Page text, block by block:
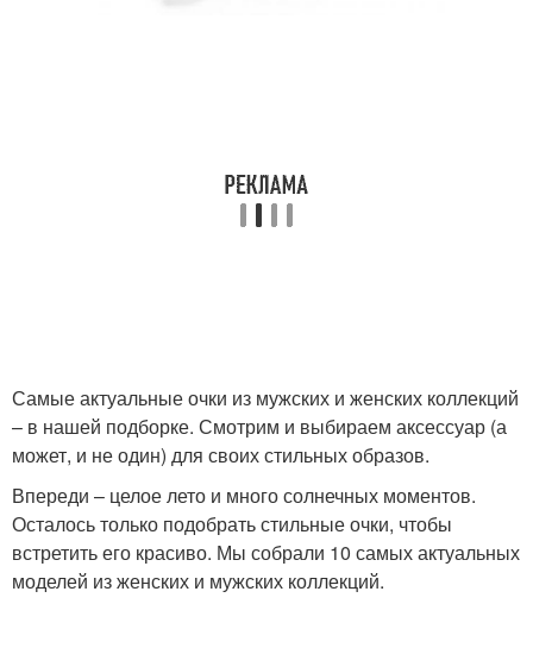
Самые актуальные очки из мужских и женских коллекций
– в нашей подборке. Смотрим и выбираем аксессуар (а
может, и не один) для своих стильных образов.
Впереди – целое лето и много солнечных моментов.
Осталось только подобрать стильные очки, чтобы
встретить его красиво. Мы собрали 10 самых актуальных
моделей из женских и мужских коллекций.